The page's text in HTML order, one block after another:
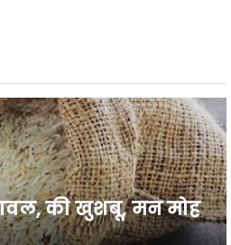
की खुशबू, मन मोह